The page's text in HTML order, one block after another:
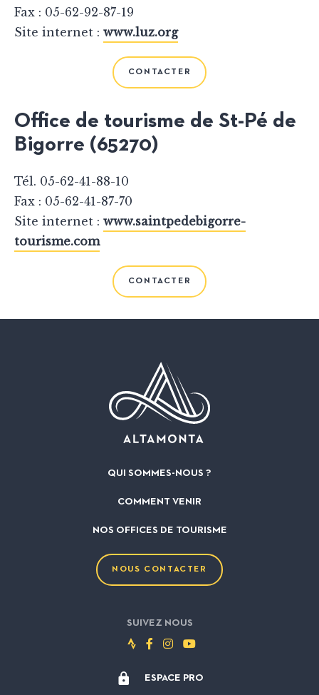
Fax : 05-62-92-87-19
Site internet : www.luz.org
CONTACTER
Office de tourisme de St-Pé de
Bigorre (65270)
Tél. 05-62-41-88-10
Fax : 05-62-41-87-70
Site internet : www.saintpedebigorre-
tourisme.com
CONTACTER
QUI SOMMES-NOUS ?
COMMENT VENIR
NOS OFFICES DE TOURISME
NOUS CONTACTER
SUIVEZ NOUS
Suivez-
Suivez-
Suivez-Suivez-
ESPACE PRO